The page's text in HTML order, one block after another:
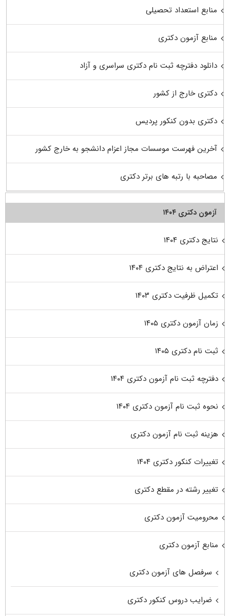
منابع استعداد تحصیلی
منابع آزمون دکتری
دانلود دفترچه ثبت نام دکتری سراسری و آزاد
دکتری خارج از کشور
دکتری بدون کنکور پردیس
آخرین فهرست موسسات مجاز اعزام دانشجو به خارج کشور
مصاحبه با رتبه های برتر دکتری
آزمون دکتری ۱۴۰۴
نتایج دکتری ۱۴۰۴
اعتراض به نتایج دکتری ۱۴۰۴
تکمیل ظرفیت دکتری ۱۴۰۳
زمان آزمون دکتری ۱۴۰۵
ثبت نام دکتری ۱۴۰۵
دفترچه ثبت نام آزمون دکتری ۱۴۰۴
نحوه ثبت نام آزمون دکتری ۱۴۰۴
هزینه ثبت نام آزمون دکتری
تغییرات کنکور دکتری ۱۴۰۴
تغییر رشته در مقطع دکتری
محرومیت آزمون دکتری
منابع آزمون دکتری
سرفصل های آزمون دکتری
ضرایب دروس کنکور دکتری